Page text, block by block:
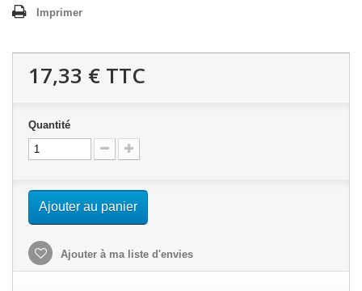
Imprimer
17,33 € TTC
Quantité
Ajouter au panier
Ajouter à ma liste d'envies